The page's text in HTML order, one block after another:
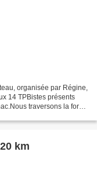
organisée par Régine,
14 TPBistes présents
traversons la forêt
km